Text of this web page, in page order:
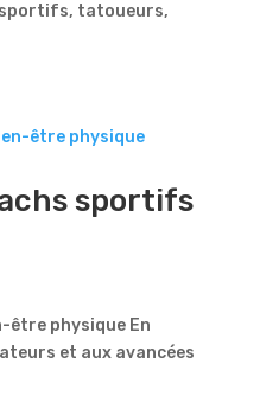
sportifs, tatoueurs,
sportifs
être physique En
et aux avancées